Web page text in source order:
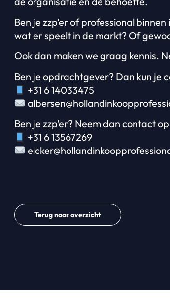
Ben je zzp’er of professional
wat er speelt in de markt? Of
Ook dan maken we graag kennis.
Ben je opdrachtgever? Dan kun je
+31 6 14033475
Ben je zzp’er? Neem dan contact
+31 6 13567269
Terug naar overzicht